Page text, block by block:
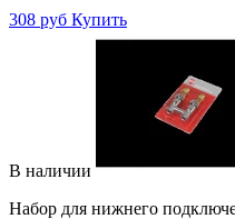
308 руб Купить
В наличии
Набор для нижнего